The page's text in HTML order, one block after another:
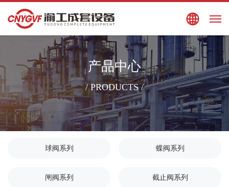
EN
产品中心
/ PRODUCTS /
球阀系列 蝶阀系列
闸阀系列 截止阀系列